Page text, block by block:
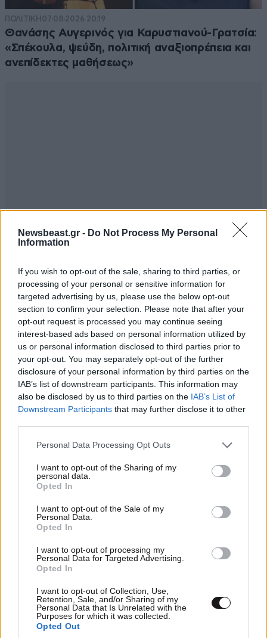
Newsbeast.gr - Do Not Process My Personal
Information
If you wish to opt-out of the sale, sharing to third parties, or
processing of your personal or sensitive information for
targeted advertising by us, please use the below opt-out
section to confirm your selection. Please note that after your
opt-out request is processed you may continue seeing
interest-based ads based on personal information utilized by
us or personal information disclosed to third parties prior to
your opt-out. You may separately opt-out of the further
disclosure of your personal information by third parties on the
IAB’s list of downstream participants. This information may
also be disclosed by us to third parties on the IAB’s List of
Downstream Participants that may further disclose it to other
Please note that this website/app uses one or more Google
not limited to your visit or usage behaviour. You may click to
grant or deny consent to Google and its third-party tags to
use your data for below specified purposes in below Google
consent section.
Personal Data Processing Opt Outs
I want to opt-out of the Sharing of my
personal data.
Opted In
I want to opt-out of the Sale of my
Personal Data.
Opted In
I want to opt-out of processing my
Personal Data for Targeted Advertising.
Opted In
I want to opt-out of Collection, Use,
Retention, Sale, and/or Sharing of my
Personal Data that Is Unrelated with the
Purposes for which it was collected.
Opted Out
ΠΟΛΙΤΙΚΗ 07·08·2026 20:19
Θανάσης Αυγερινός για Καρυστιανού-Γρατσία:
«Σπέκουλα, ψεύδη, πολιτική αναξιοπρέπεια και
ανεπίδεκτες μαθήσεως»